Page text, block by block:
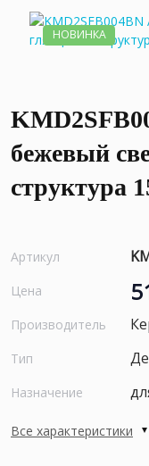
НОВИНКА
бежевый
структура
Артикул
Цена
Производитель
Тип
Назначение
Все характеристики